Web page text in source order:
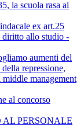
la scuola rasa al
ex art.25
diritto allo studio -
aumenti del
repressione,
management
al concorso
PERSONALE